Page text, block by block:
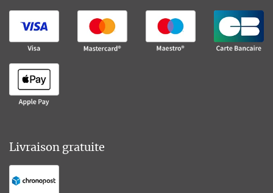
Livraison gratuite